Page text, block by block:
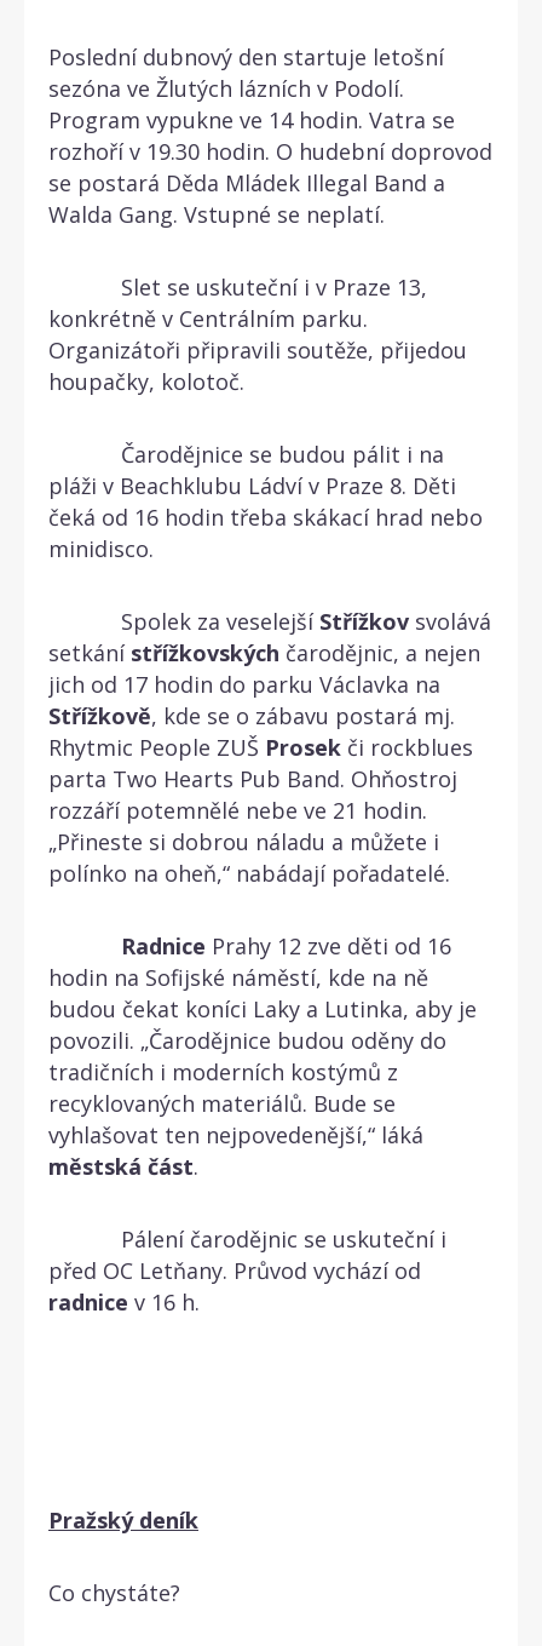
Poslední dubnový den startuje letošní
sezóna ve Žlutých lázních v Podolí.
Program vypukne ve 14 hodin. Vatra se
rozhoří v 19.30 hodin. O hudební doprovod
se postará Děda Mládek Illegal Band a
Walda Gang. Vstupné se neplatí.
Slet se uskuteční i v Praze 13,
konkrétně v Centrálním parku.
Organizátoři připravili soutěže, přijedou
houpačky, kolotoč.
Čarodějnice se budou pálit i na
pláži v Beachklubu Ládví v Praze 8. Děti
čeká od 16 hodin třeba skákací hrad nebo
minidisco.
Spolek za veselejší Střížkov svolává
setkání střížkovských čarodějnic, a nejen
jich od 17 hodin do parku Václavka na
Střížkově, kde se o zábavu postará mj.
Rhytmic People ZUŠ Prosek či rockblues
parta Two Hearts Pub Band. Ohňostroj
rozzáří potemnělé nebe ve 21 hodin.
„Přineste si dobrou náladu a můžete i
polínko na oheň,“ nabádají pořadatelé.
Radnice Prahy 12 zve děti od 16
hodin na Sofijské náměstí, kde na ně
budou čekat koníci Laky a Lutinka, aby je
povozili. „Čarodějnice budou oděny do
tradičních i moderních kostýmů z
recyklovaných materiálů. Bude se
vyhlašovat ten nejpovedenější,“ láká
městská část.
Pálení čarodějnic se uskuteční i
před OC Letňany. Průvod vychází od
radnice v 16 h.
Pražský deník
Co chystáte?